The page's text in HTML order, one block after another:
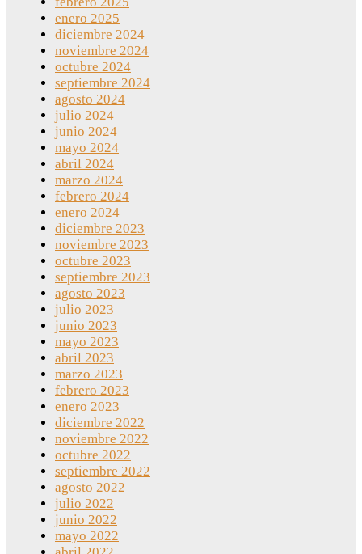
enero 2025
diciembre 2024
noviembre 2024
octubre 2024
septiembre 2024
agosto 2024
julio 2024
junio 2024
mayo 2024
abril 2024
marzo 2024
febrero 2024
enero 2024
diciembre 2023
noviembre 2023
octubre 2023
septiembre 2023
agosto 2023
julio 2023
junio 2023
mayo 2023
abril 2023
marzo 2023
febrero 2023
enero 2023
diciembre 2022
noviembre 2022
octubre 2022
septiembre 2022
agosto 2022
julio 2022
junio 2022
mayo 2022